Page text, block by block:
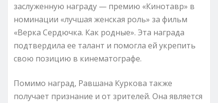
заслуженную награду — премию «Кинотавр» в
номинации «лучшая женская роль» за фильм
«Верка Сердючка. Как родные». Эта награда
подтвердила ее талант и помогла ей укрепить
свою позицию в кинематографе.
Помимо наград, Равшана Куркова также
получает признание и от зрителей. Она является